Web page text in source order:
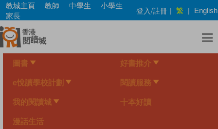
Skip
main
content
教城主頁 教師 中學生
小學生
家長
登入/註冊 | 繁 | English
圖書 好書推介
e悅讀學校計劃 閱讀服務
我的閱讀城 十本好讀
漫話生活